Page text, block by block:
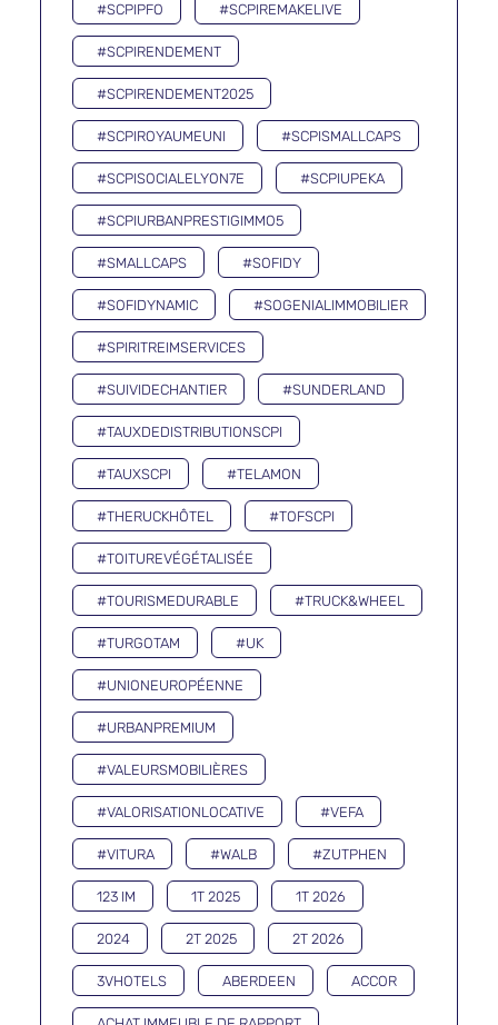
#SCPIPFO #SCPIREMAKELIVE
#SCPIRENDEMENT
#SCPIRENDEMENT2025
#SCPIROYAUMEUNI #SCPISMALLCAPS
#SCPISOCIALELYON7E #SCPIUPEKA
#SCPIURBANPRESTIGIMMO5
#SMALLCAPS #SOFIDY
#SOFIDYNAMIC #SOGENIALIMMOBILIER
#SPIRITREIMSERVICES
#SUIVIDECHANTIER #SUNDERLAND
#TAUXDEDISTRIBUTIONSCPI
#TAUXSCPI #TELAMON
#THERUCKHÔTEL #TOFSCPI
#TOITUREVÉGÉTALISÉE
#TOURISMEDURABLE #TRUCK&WHEEL
#TURGOTAM #UK
#UNIONEUROPÉENNE
#URBANPREMIUM
#VALEURSMOBILIÈRES
#VALORISATIONLOCATIVE #VEFA
#VITURA #WALB #ZUTPHEN
123 IM 1T 2025 1T 2026
2024 2T 2025 2T 2026
3VHOTELS ABERDEEN ACCOR